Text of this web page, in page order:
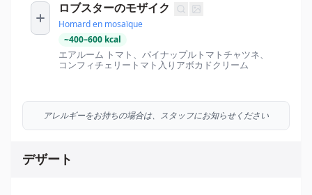
ロブスターのモザイク
Homard en mosaïque
~400–600 kcal
エアルーム トマト、パイナップルトマトチャツネ、
コンフィチェリートマト入りアボカドクリーム
アレルギーをお持ちの場合は、スタッフにお知らせください
デザート